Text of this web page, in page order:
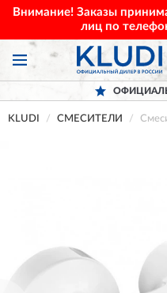
Внимание! Заказы
лиц по
KLUDI СМЕСИТЕЛИ